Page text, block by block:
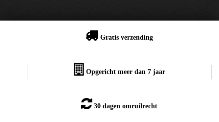
Gratis verzending
Opgericht meer dan 7 jaar
30 dagen omruilrecht